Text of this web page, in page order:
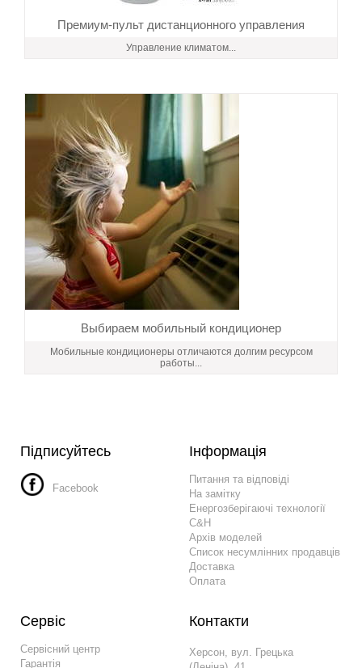
Премиум-пульт дистанционного управления
Управление климатом...
Выбираем мобильный кондиционер
Мобильные кондиционеры отличаются долгим ресурсом
работы...
Підписуйтесь
Facebook
Інформація
Питання та відповіді
На замітку
Енергозберігаючі технології
C&H
Архів моделей
Список несумлінних продавців
Доставка
Оплата
Сервіс
Сервісний центр
Гарантія
Контакти
Херсон, вул. Грецька